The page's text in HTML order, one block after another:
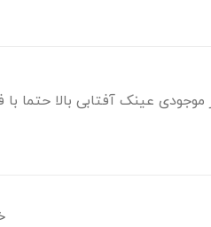
عینک آفتابی بالا حتما